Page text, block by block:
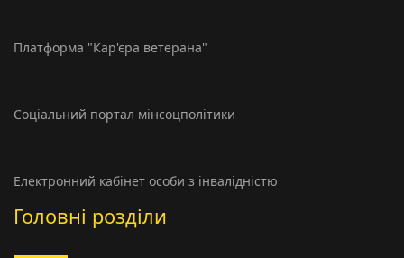
Платформа "Кар'єра ветерана"
Соціальний портал мінсоцполітики
Електронний кабінет особи з інвалідністю
Головні розділи